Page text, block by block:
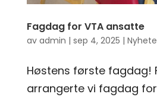
Fagdag for VTA ansatte
av admin | sep 4, 2025 |
Høstens første fagdag!
arrangerte vi fagdag